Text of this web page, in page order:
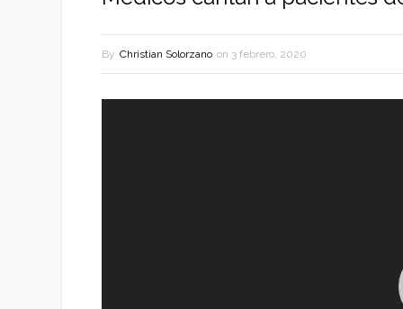
By Christian Solorzano on 3 febrero, 2020